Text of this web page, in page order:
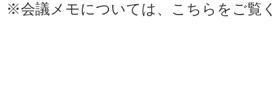
※会議メモについては、 こちら をご覧